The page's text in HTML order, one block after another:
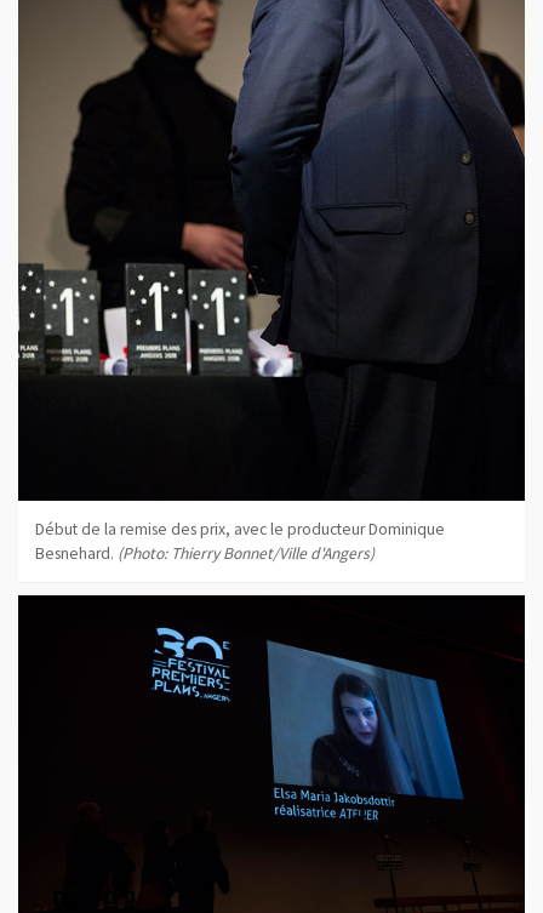
Début de la remise des prix, avec le producteur Dominique
Besnehard. (Photo: Thierry Bonnet/Ville d'Angers)